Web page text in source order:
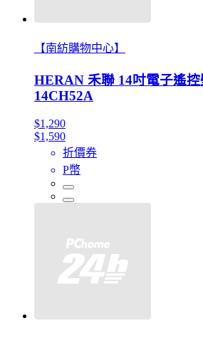
【南紡購物中心】
HERAN 禾聯 14吋電子遙
14CH52A
$1,290
$1,590
折價券
P幣